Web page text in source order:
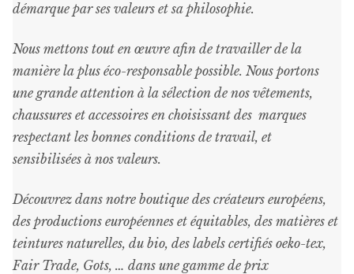
démarque par ses valeurs et sa philosophie.
Nous mettons tout en œuvre afin de travailler de la
manière la plus éco-responsable possible. Nous portons
une grande attention à la sélection de nos vêtements,
chaussures et accessoires en choisissant des marques
respectant les bonnes conditions de travail, et
sensibilisées à nos valeurs.
Découvrez dans notre boutique des créateurs européens,
des productions européennes et équitables, des matières et
teintures naturelles, du bio, des labels certifiés oeko-tex,
Fair Trade, Gots, … dans une gamme de prix